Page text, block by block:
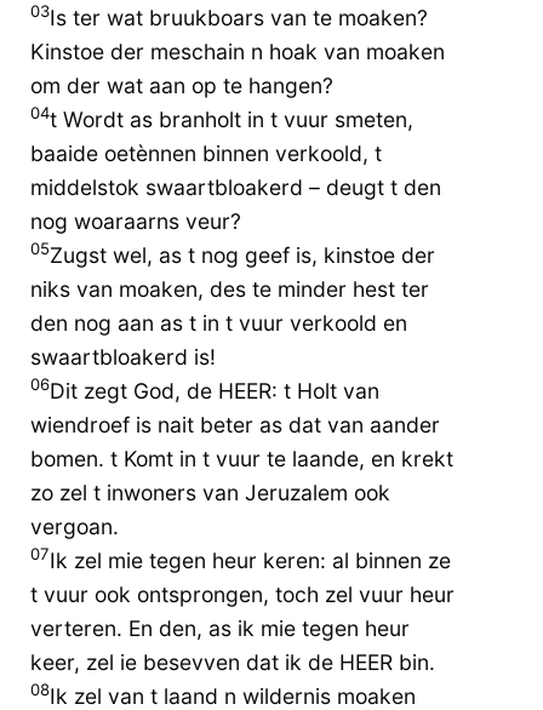
03Is ter wat bruukboars van te moaken?
Kinstoe der meschain n hoak van moaken
om der wat aan op te hangen?
04t Wordt as branholt in t vuur smeten,
baaide oetènnen binnen verkoold, t
middelstok swaartbloakerd – deugt t den
nog woaraarns veur?
05Zugst wel, as t nog geef is, kinstoe der
niks van moaken, des te minder hest ter
den nog aan as t in t vuur verkoold en
swaartbloakerd is!
06Dit zegt God, de HEER: t Holt van
wiendroef is nait beter as dat van aander
bomen. t Komt in t vuur te laande, en krekt
zo zel t inwoners van Jeruzalem ook
vergoan.
07Ik zel mie tegen heur keren: al binnen ze
t vuur ook ontsprongen, toch zel vuur heur
verteren. En den, as ik mie tegen heur
keer, zel ie besevven dat ik de HEER bin.
08Ik zel van t laand n wildernis moaken